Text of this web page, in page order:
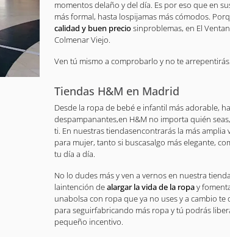
momentos delaño y del día. Es por eso que en
más formal, hasta lospijamas más cómodos.
calidad y buen preciosinproblemas, en El
Colmenar Viejo.
Ven tú mismo a comprobarlo y no te arrepentirás.
Tiendas H&M en Madrid
Desde la ropa de bebé e infantil más adorable,
despampanantes,en H&M no importa quién
ti. En nuestras tiendasencontrarás la más
para mujer, tanto si buscasalgo más elegante,
tu día a día.
No lo dudes más y ven a vernos en nuestra
laintención dealargar la vida de la ropay
unabolsa con ropa que ya no uses y a cambio te
para seguirfabricando más ropa y tú podrás
pequeño incentivo.